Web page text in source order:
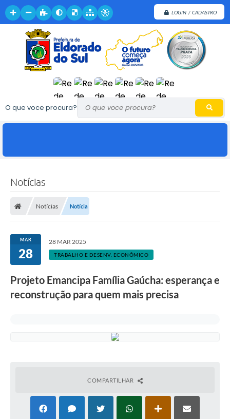
LOGIN / CADASTRO
O que voce procura?
Notícias
Notícias Notícia
MAR
28
28 MAR 2025
TRABALHO E DESENV. ECONÔMICO
Projeto Emancipa Família Gaúcha: esperança e
reconstrução para quem mais precisa
COMPARTILHAR